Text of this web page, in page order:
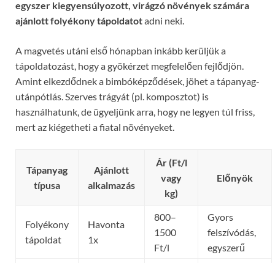
egyszer kiegyensúlyozott, virágzó növények számára
ajánlott folyékony tápoldatotadni neki.
A magvetés utáni első hónapban inkább kerüljük a
tápoldatozást, hogy a gyökérzet megfelelően fejlődjön.
Amint elkezdődnek a bimbóképződések, jöhet a tápanyag-
utánpótlás. Szerves trágyát (pl. komposztot) is
használhatunk, de ügyeljünk arra, hogy ne legyen túl friss,
mert az kiégetheti a fiatal növényeket.
Tápanyag
típusa
Ajánlott
alkalmazás
Ár (Ft/l
vagy
kg)
Előnyök
Folyékony
tápoldat
Havonta
1x
800–
1500
Ft/l
Gyors
felszívódás,
egyszerű